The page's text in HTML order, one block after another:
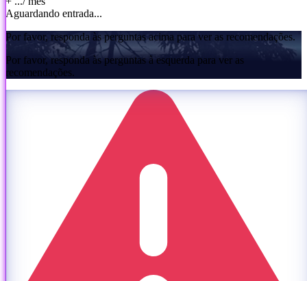
Aguardando entrada...
Por favor, responda às perguntas acima para ver as recomendações.
Por favor, responda às perguntas à esquerda para ver as
recomendações.